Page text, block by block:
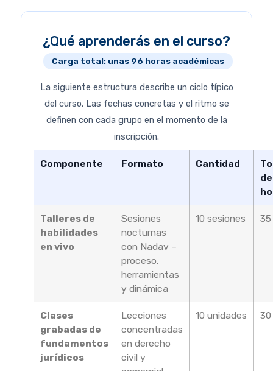
¿Qué aprenderás en el curso?
Carga total: unas 96 horas académicas
La siguiente estructura describe un ciclo típico
del curso. Las fechas concretas y el ritmo se
definen con cada grupo en el momento de la
inscripción.
Componente Formato Cantidad
de
Talleres de
habilidades
en vivo
Sesiones
nocturnas
con Nadav –
proceso,
herramientas
y dinámica
10 sesiones 35
Clases
grabadas de
fundamentos
jurídicos
Lecciones
concentradas
en derecho
civil y
10 unidades 30